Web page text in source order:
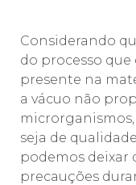
Considerando
do processo
presente na
a vácuo não
microrganismos,
seja de
podemos deixar
precauções